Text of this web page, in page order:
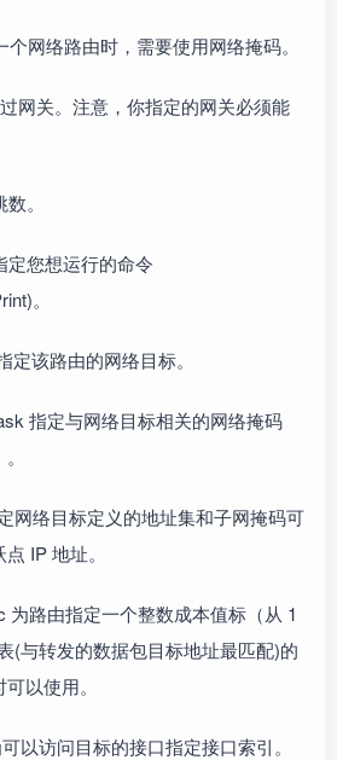
网络路由时，需要使用网络掩码。
网关。注意，你指定的网关必须能
。
您想运行的命令
。
该路由的网络目标。
定与网络目标相关的网络掩码
络目标定义的地址集和子网掩码可
IP 地址。
由指定一个整数成本值标（从 1
(与转发的数据包目标地址最匹配)的
以使用。
访问目标的接口指定接口索引。